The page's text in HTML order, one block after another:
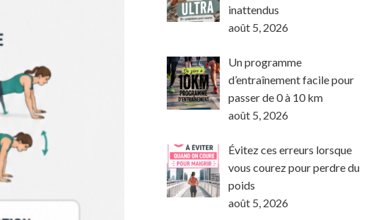
inattendus
août 5, 2026
Un programme
d’entraînement facile pour
passer de 0 à 10 km
août 5, 2026
Évitez ces erreurs lorsque
vous courez pour perdre du
poids
août 5, 2026